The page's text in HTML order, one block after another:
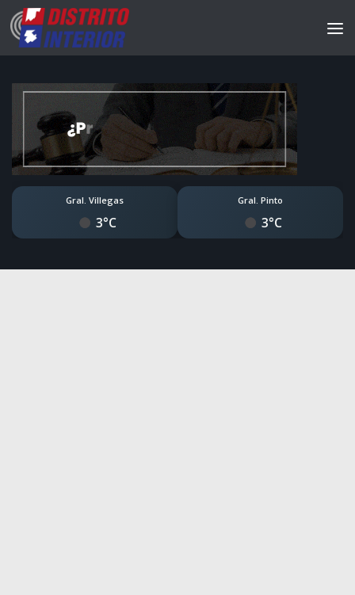
Gral. Villegas
3°C
Gral. Pinto
3°C